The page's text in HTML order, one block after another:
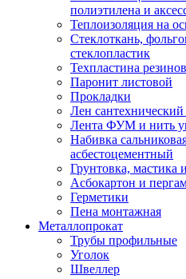
полиэтилена и
Теплоизоляция на
Стеклоткань,
стеклопластик
Техпластина
Паронит листовой
Прокладки
Лен сантехнический
Лента ФУМ и нить
Набивка
асбестоцементный
Грунтовка, мастика
Асбокартон и
Герметики
Пена монтажная
Металлопрокат
Трубы профильные
Уголок
Швеллер